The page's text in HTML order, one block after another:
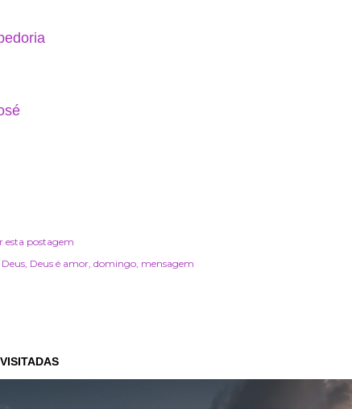
esta postagem
Deus é amor domingo mensagem